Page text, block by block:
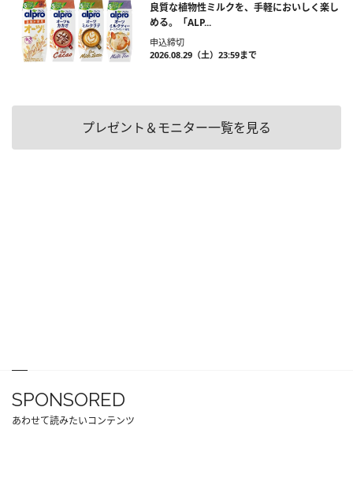
良質な植物性ミルクを、手軽においしく楽し
める。「ALP...
申込締切
2026.08.29（土）23:59まで
プレゼント＆モニター一覧を見る
SPONSORED
あわせて読みたいコンテンツ